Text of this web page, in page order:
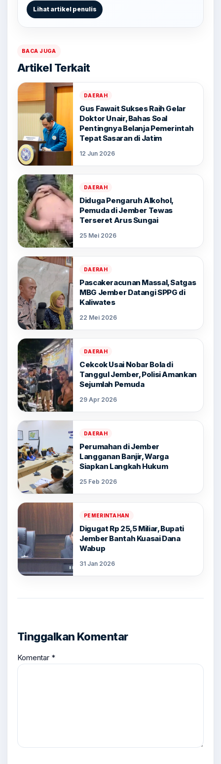
Lihat artikel penulis
BACA JUGA
Artikel Terkait
DAERAH
Gus Fawait Sukses Raih Gelar
Doktor Unair, Bahas Soal
Pentingnya Belanja Pemerintah
Tepat Sasaran di Jatim
12 Jun 2026
DAERAH
Diduga Pengaruh Alkohol,
Pemuda di Jember Tewas
Terseret Arus Sungai
25 Mei 2026
DAERAH
Pascakeracunan Massal, Satgas
MBG Jember Datangi SPPG di
Kaliwates
22 Mei 2026
DAERAH
Cekcok Usai Nobar Bola di
Tanggul Jember, Polisi Amankan
Sejumlah Pemuda
29 Apr 2026
DAERAH
Perumahan di Jember
Langganan Banjir, Warga
Siapkan Langkah Hukum
25 Feb 2026
PEMERINTAHAN
Digugat Rp 25,5 Miliar, Bupati
Jember Bantah Kuasai Dana
Wabup
31 Jan 2026
Tinggalkan Komentar
Komentar *